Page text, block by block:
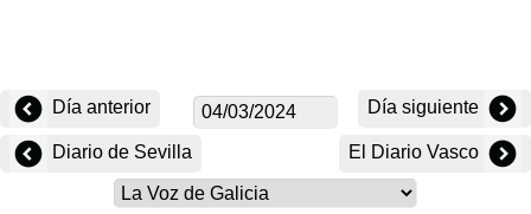
Día anterior Día siguiente
Diario de Sevilla El Diario Vasco